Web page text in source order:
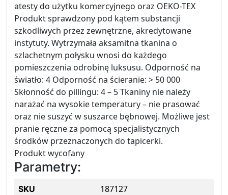
atesty do użytku komercyjnego oraz OEKO-TEX
Produkt sprawdzony pod kątem substancji
szkodliwych przez zewnętrzne, akredytowane
instytuty. Wytrzymała aksamitna tkanina o
szlachetnym połysku wnosi do każdego
pomieszczenia odrobinę luksusu. Odporność na
światło: 4 Odporność na ścieranie: > 50 000
Skłonność do pillingu: 4 – 5 Tkaniny nie należy
narażać na wysokie temperatury – nie prasować
oraz nie suszyć w suszarce bębnowej. Możliwe jest
pranie ręczne za pomocą specjalistycznych
środków przeznaczonych do tapicerki.
Produkt wycofany
Parametry:
SKU 187127